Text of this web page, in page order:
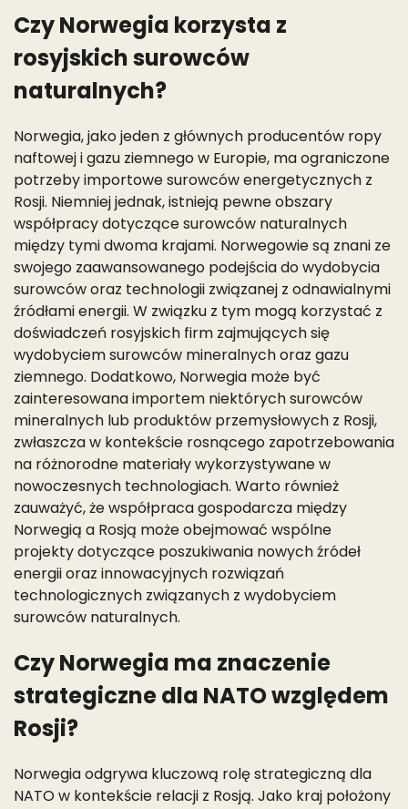
Czy Norwegia korzysta z
rosyjskich surowców
naturalnych?
Norwegia, jako jeden z głównych producentów ropy
naftowej i gazu ziemnego w Europie, ma ograniczone
potrzeby importowe surowców energetycznych z
Rosji. Niemniej jednak, istnieją pewne obszary
współpracy dotyczące surowców naturalnych
między tymi dwoma krajami. Norwegowie są znani ze
swojego zaawansowanego podejścia do wydobycia
surowców oraz technologii związanej z odnawialnymi
źródłami energii. W związku z tym mogą korzystać z
doświadczeń rosyjskich firm zajmujących się
wydobyciem surowców mineralnych oraz gazu
ziemnego. Dodatkowo, Norwegia może być
zainteresowana importem niektórych surowców
mineralnych lub produktów przemysłowych z Rosji,
zwłaszcza w kontekście rosnącego zapotrzebowania
na różnorodne materiały wykorzystywane w
nowoczesnych technologiach. Warto również
zauważyć, że współpraca gospodarcza między
Norwegią a Rosją może obejmować wspólne
projekty dotyczące poszukiwania nowych źródeł
energii oraz innowacyjnych rozwiązań
technologicznych związanych z wydobyciem
surowców naturalnych.
Czy Norwegia ma znaczenie
strategiczne dla NATO względem
Rosji?
Norwegia odgrywa kluczową rolę strategiczną dla
NATO w kontekście relacji z Rosją. Jako kraj położony